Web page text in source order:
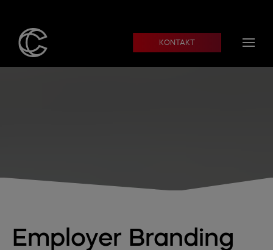
KONTAKT
Employer Branding